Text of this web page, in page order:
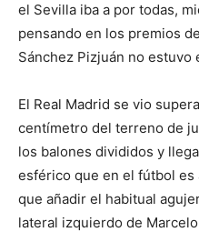
el Sevilla iba a por todas,
pensando en los premios
Sánchez Pizjuán no estuvo
El Real Madrid se vio
centímetro del terreno de
los balones divididos y
esférico que en el fútbol es
que añadir el habitual
lateral izquierdo de